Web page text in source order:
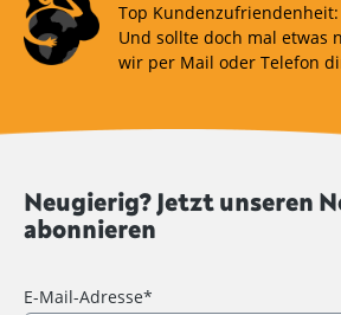
Top Kundenzufriendenheit:
Und sollte doch mal etwas
wir per Mail oder Telefon
Neugierig? Jetzt unseren
abonnieren
E-Mail-Adresse*